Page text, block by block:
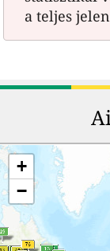
a teljes
+
−